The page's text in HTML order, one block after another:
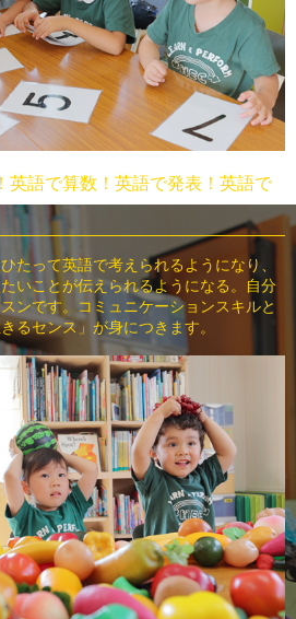
英語で算数！英語で発表！英語で
たって英語で考えられるようになり、
いことが伝えられるようになる。自分
ンです。
コミュニケーションスキルと
るセンス」が身につきます。